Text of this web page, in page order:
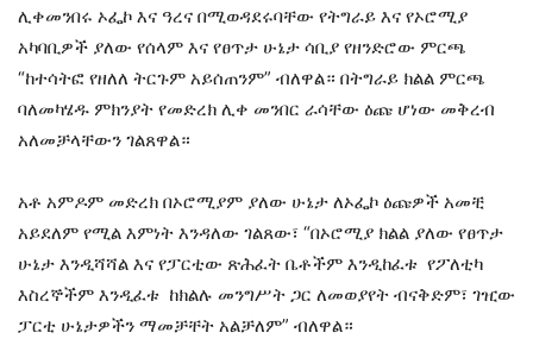
ሊቀመንበሩ ኦፌኮ እና ዓረና በሚወዳደሩባቸው የትግራይ እና የኦሮሚያ
አካባቢዎች ያለው የሰላም እና የፀጥታ ሁኔታ ሳቢያ የዘንድሮው ምርጫ
“ከተሳትፎ የዘለለ ትርጉም አይሰጠንም” ብለዋል። በትግራይ ክልል ምርጫ
ባለመካሄዱ ምክንያት የመድረክ ሊቀ መንበር ራሳቸው ዕጩ ሆነው መቅረብ
አለመቻላቸውን ገልጸዋል።
አቶ አምዶም መድረክ በኦሮሚያም ያለው ሁኔታ ለኦፌኮ ዕጩዎች አመቺ
አይደለም የሚል እምነት እንዳለው ገልጸው፣ “በኦሮሚያ ክልል ያለው የፀጥታ
ሁኔታ እንዲሻሻል እና የፓርቲው ጽሕፈት ቤቶችም እንዲከፈቱ የፖለቲካ
እስረኞችም እንዲፈቱ ከክልሉ መንግሥት ጋር ለመወያየት ብናቅድም፣ ገዢው
ፓርቲ ሁኔታዎችን ማመቻቸት አልቻለም” ብለዋል።